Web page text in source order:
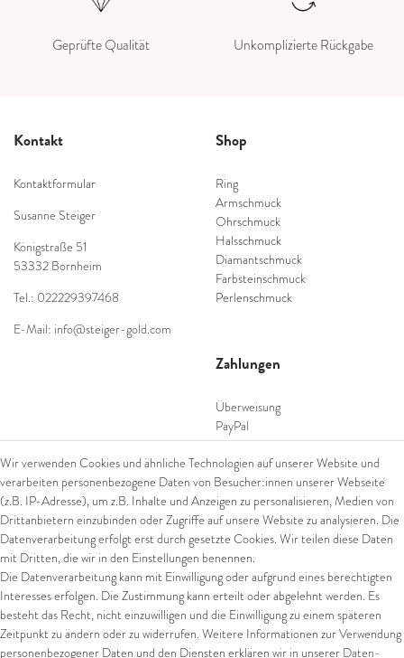
Geprüfte Qualität Unkomplizierte Rückgabe
Kontakt
Kontaktformular
Susanne Steiger
Königstraße 51
53332 Bornheim
Tel.: 022229397468
E-Mail: info@steiger-gold.com
Shop
Ring
Armschmuck
Ohrschmuck
Halsschmuck
Diamantschmuck
Farbsteinschmuck
Perlenschmuck
Zahlungen
Überweisung
PayPal
SEPA Lastschrift
giropay
Kreditkarte
Versand
UPS
FedEx
Wir verwenden Cookies und ähnliche Technologien auf unserer Website und
verarbeiten personenbezogene Daten von Besucher:innen unserer Webseite
(z.B. IP-Adresse), um z.B. Inhalte und Anzeigen zu personalisieren, Medien von
Drittanbietern einzubinden oder Zugriffe auf unsere Website zu analysieren. Die
Datenverarbeitung erfolgt erst durch gesetzte Cookies. Wir teilen diese Daten
mit Dritten, die wir in den Einstellungen benennen.
Die Datenverarbeitung kann mit Einwilligung oder aufgrund eines berechtigten
Interesses erfolgen. Die Zustimmung kann erteilt oder abgelehnt werden. Es
besteht das Recht, nicht einzuwilligen und die Einwilligung zu einem späteren
Zeitpunkt zu ändern oder zu widerrufen. Weitere Informationen zur Verwendung
personenbezogener Daten und den Diensten erklären wir in unserer Daten­